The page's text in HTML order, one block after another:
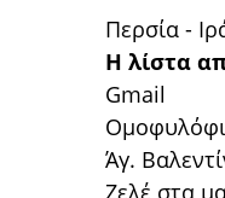
Η λίστα
Gmail
Άγ.
Ζελέ στα